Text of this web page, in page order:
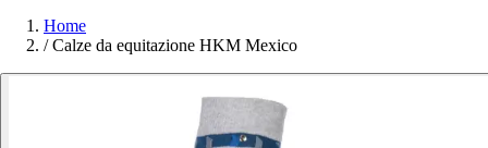
Home
/ Calze da equitazione HKM Mexico